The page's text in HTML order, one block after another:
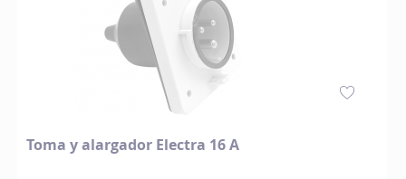
Toma y alargador Electra 16 A